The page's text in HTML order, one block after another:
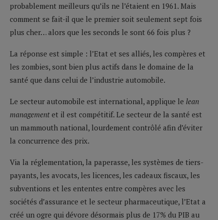
probablement meilleurs qu’ils ne l’étaient en 1961. Mais
comment se fait-il que le premier soit seulement sept fois
plus cher… alors que les seconds le sont 66 fois plus ?
La réponse est simple : l’Etat et ses alliés, les compères et
les zombies, sont bien plus actifs dans le domaine de la
santé que dans celui de l’industrie automobile.
Le secteur automobile est international, applique le lean
management et il est compétitif. Le secteur de la santé est
un mammouth national, lourdement contrôlé afin d’éviter
la concurrence des prix.
Via la réglementation, la paperasse, les systèmes de tiers-
payants, les avocats, les licences, les cadeaux fiscaux, les
subventions et les ententes entre compères avec les
sociétés d’assurance et le secteur pharmaceutique, l’Etat a
créé un ogre qui dévore désormais plus de 17% du PIB au